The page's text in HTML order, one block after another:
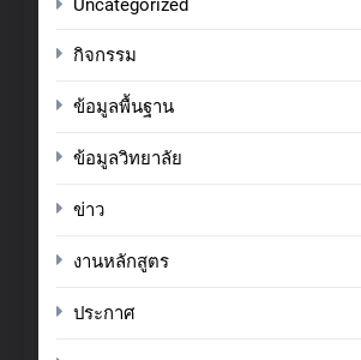
Uncategorized
กิจกรรม
ข้อมูลพื้นฐาน
ข้อมูลวิทยาลัย
ข่าว
งานหลักสูตร
ประกาศ